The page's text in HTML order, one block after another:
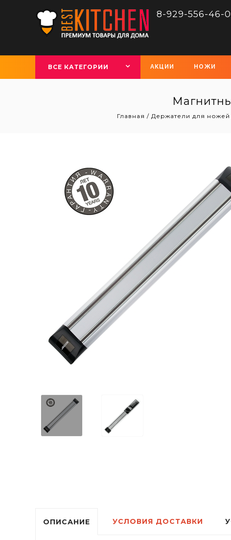
8-929-556-46-
ВСЕ КАТЕГОРИИ АКЦИИ НОЖИ
Главная / Держатели для ножей
ОПИСАНИЕ УСЛОВИЯ ДОСТАВКИ